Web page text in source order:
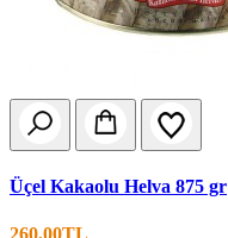
Üçel Kakaolu Helva 875 gr
260,00TL